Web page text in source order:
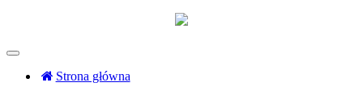
Strona główna